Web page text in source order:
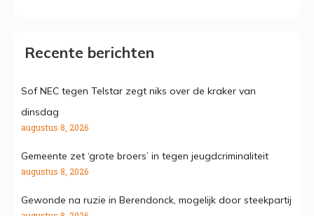
Recente berichten
Sof NEC tegen Telstar zegt niks over de kraker van
dinsdag
augustus 8, 2026
Gemeente zet ‘grote broers’ in tegen jeugdcriminaliteit
augustus 8, 2026
Gewonde na ruzie in Berendonck, mogelijk door steekpartij